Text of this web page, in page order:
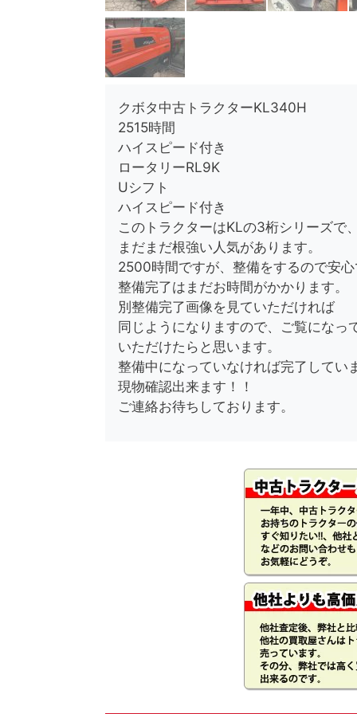
クボタ中古トラクターKL340H
2515時間
ハイスピード付き
ロータリーRL9K
Uシフト
ハイスピード付き
このトラクターはKLの3桁シリーズで
まだまだ根強い人気があります。
2500時間ですが、整備をするので安
整備完了はまだお時間がかかります。
別整備完了画像を見ていただければ
同じようになりますので、ご覧になっ
いただけたらと思います。
整備中になっていなければ完了してい
現物確認出来ます！！
ご連絡お待ちしております。